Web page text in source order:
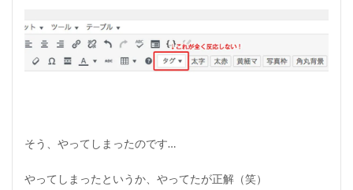
そう、やってしまったのです…
やってしまったというか、やってたが正解（笑）